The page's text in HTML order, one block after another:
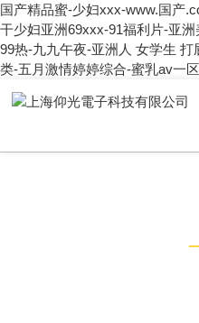
国产精品蜜-少妇xxx-www.国产
干少妇亚洲69xxx-91福利片-亚
99热-九九午夜-亚洲人 女学生
类-五月激情婷婷综合-蜜乳av一